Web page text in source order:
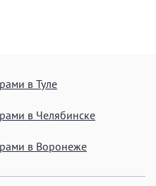
в Туле
в Челябинске
в Воронеже